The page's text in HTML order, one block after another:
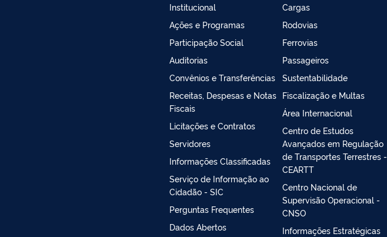
Institucional
Ações e Programas
Participação Social
Auditorias
Convênios e Transferências
Receitas, Despesas e Notas
Fiscais
Licitações e Contratos
Servidores
Informações Classificadas
Serviço de Informação ao
Cidadão - SIC
Perguntas Frequentes
Dados Abertos
Cargas
Rodovias
Ferrovias
Passageiros
Sustentabilidade
Fiscalização e Multas
Área Internacional
Centro de Estudos
Avançados em Regulação
de Transportes Terrestres -
CEARTT
Centro Nacional de
Supervisão Operacional -
CNSO
Informações Estratégicas